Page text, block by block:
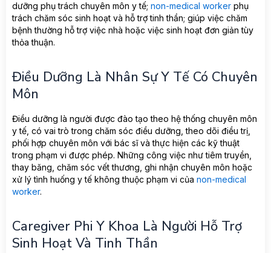
dưỡng phụ trách chuyên môn y tế; non-medical worker phụ
trách chăm sóc sinh hoạt và hỗ trợ tinh thần; giúp việc chăm
bệnh thường hỗ trợ việc nhà hoặc việc sinh hoạt đơn giản tùy
thỏa thuận.
Điều Dưỡng Là Nhân Sự Y Tế Có Chuyên
Môn
Điều dưỡng là người được đào tạo theo hệ thống chuyên môn
y tế, có vai trò trong chăm sóc điều dưỡng, theo dõi điều trị,
phối hợp chuyên môn với bác sĩ và thực hiện các kỹ thuật
trong phạm vi được phép. Những công việc như tiêm truyền,
thay băng, chăm sóc vết thương, ghi nhận chuyên môn hoặc
xử lý tình huống y tế không thuộc phạm vi của non-medical
worker.
Caregiver Phi Y Khoa Là Người Hỗ Trợ
Sinh Hoạt Và Tinh Thần